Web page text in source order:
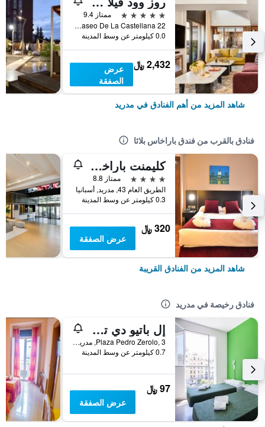
5 نجوم
ممتاز 9.4
Paseo De La Castellana 22, مدريد, أسبانيا
0.0 كيلومتر عن وسط المدينة
2,432 ﷼
عرض
الصفقة
شاهد المزيد من أهم الفنادق في مدريد
فنادق بالقرب من فندق باراخاس بلاثا
كليمنت باراخاس
4 نجوم
ممتاز 8.8
الطريق العام 43, مدريد, أسبانيا
0.3 كيلومتر عن وسط المدينة
320 ﷼
عرض الصفقة
شاهد المزيد من الفنادق القريبة
فنادق رخيصة في مدريد
إل باتيو دي تشويكا - هوستل
Plaza Pedro Zerolo, 3, مدريد, أسبانيا
0.7 كيلومتر عن وسط المدينة
97 ﷼
عرض الصفقة